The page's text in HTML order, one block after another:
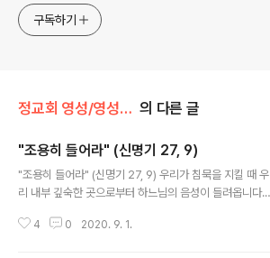
구독하기
정교회 영성/영성의 샘터 의 다른 글
"조용히 들어라" (신명기 27, 9)
"조용히 들어라" (신명기 27, 9) 우리가 침묵을 지킬 때 우
리 내부 깊숙한 곳으로부터 하느님의 음성이 들려옵니다.
다. 하느님은 고요를 사랑하십니다. 그분은 지진 속에서는
4 0 2020. 9. 1.